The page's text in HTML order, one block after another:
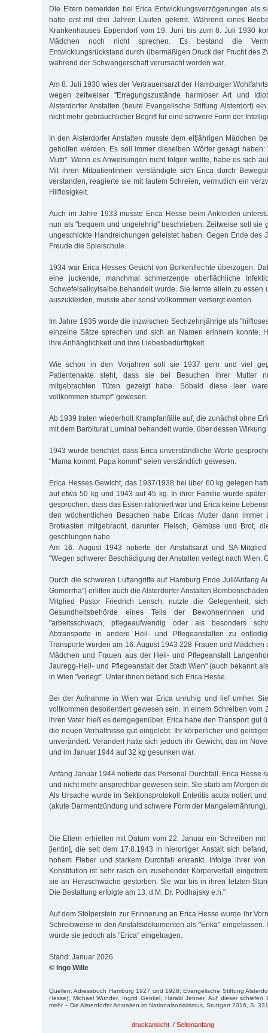
Die Eltern bemerkten bei Erica Entwicklungsverzögerungen als
hatte erst mit drei Jahren Laufen gelernt. Während eines
Krankenhauses Eppendorf vom 19. Juni bis zum 8. Juli 1930
Mädchen noch nicht sprechen. Es bestand die
Entwicklungsrückstand durch übermäßigen Druck der Frucht des
während der Schwangerschaft verursacht worden war.
Am 8. Juli 1930 wies der Vertrauensarzt der Hamburger
wegen zeitweiser "Erregungszustände harmloser Art und
Alsterdorfer Anstalten (heute Evangelische Stiftung Alsterdorf)
nicht mehr gebräuchlicher Begriff für eine schwere Form der
In den Alsterdorfer Anstalten musste dem elfjährigen Mädchen
geholfen werden. Es soll immer dieselben Wörter gesagt haben:
Mutti". Wenn es Anweisungen nicht folgen wollte, habe es sich
Mit ihren Mitpatientinnen verständigte sich Erica durch
verstanden, reagierte sie mit lautem Schreien, vermutlich ein
Hilflosigkeit.
Auch im Jahre 1933 musste Erica Hesse beim Ankleiden
nun als "bequem und ungelehrig" beschrieben. Zeitweise soll sie
ungeschickte Handreichungen geleistet haben. Gegen Ende des
Freude die Spielschule.
1934 war Erica Hesses Gesicht von Borkenflechte überzogen.
eine juckende, manchmal schmerzende oberflächliche
Schwefelsalicylsalbe behandelt wurde. Sie lernte allein zu essen
auszukleiden, musste aber sonst vollkommen versorgt werden.
Im Jahre 1935 wurde die inzwischen Sechzehnjährige als
einzelne Sätze sprechen und sich an Namen erinnern konnte.
ihre Anhänglichkeit und ihre Liebesbedürftigkeit.
Wie schon in den Vorjahren soll sie 1937 gern und viel
Patientenakte steht, dass sie bei Besuchen ihrer Mutter
mitgebrachten Tüten gezeigt habe. Sobald diese leer
vollkommen stumpf" gewesen.
Ab 1939 traten wiederholt Krampfanfälle auf, die zunächst ohne
mit dem Barbiturat Luminal behandelt wurde, über dessen Wirkung
1943 wurde berichtet, dass Erica unverständliche Worte
"Mama kommt, Papa kommt" seien verständlich gewesen.
Erica Hesses Gewicht, das 1937/1938 bei über 60 kg gelegen
auf etwa 50 kg und 1943 auf 45 kg. In ihrer Familie wurde
gesprochen, dass das Essen rationiert war und Erica keine
den wöchentlichen Besuchen habe Ericas Mutter dann immer
Brotkasten mitgebracht, darunter Fleisch, Gemüse und Brot,
geschlungen habe.
Am 16. August 1943 notierte der Anstaltsarzt und SA-
"Wegen schwerer Beschädigung der Anstalten verlegt nach Wien.
Durch die schweren Luftangriffe auf Hamburg Ende Juli/Anfang
Gomorrha") erlitten auch die Alsterdorfer Anstalten
Mitglied Pastor Friedrich Lensch, nutzte die Gelegenheit,
Gesundheitsbehörde eines Teils der Bewohnerinnen
"arbeitsschwach, pflegeaufwendig oder als besonders
Abtransporte in andere Heil- und Pflegeanstalten zu
Transporte wurden am 16. August 1943 228 Frauen und Mädchen
Mädchen und Frauen aus der Heil- und Pflegeanstalt
Jauregg-Heil- und Pflegeanstalt der Stadt Wien" (auch bekannt
in Wien "verlegt". Unter ihnen befand sich Erica Hesse.
Bei der Aufnahme in Wien war Erica unruhig und lief umher.
vollkommen desorientiert gewesen sein. In einem Schreiben vom
ihren Vater hieß es demgegenüber, Erica habe den Transport gut
die neuen Verhältnisse gut eingelebt. Ihr körperlicher und
unverändert. Verändert hatte sich jedoch ihr Gewicht, das im
und im Januar 1944 auf 32 kg gesunken war.
Anfang Januar 1944 notierte das Personal Durchfall. Erica Hesse
und nicht mehr ansprechbar gewesen sein. Sie starb am Morgen
Als Ursache wurde im Sektionsprotokoll Enteritis acuta notiert
(akute Darmentzündung und schwere Form der Mangelernährung).
Die Eltern erhielten mit Datum vom 22. Januar ein Schreiben mit
[ientin], die seit dem 17.8.1943 in hierortiger Anstalt sich
hohem Fieber und starkem Durchfall erkrankt. Infolge ihrer
Konstitution ist sehr rasch ein zusehender Körperverfall
sie an Herzschwäche gestorben. Sie war bis in ihren letzten
Die Bestattung erfolgte am 13. d.M. Dr. Podhajsky e.h."
Auf dem Stolperstein zur Erinnerung an Erica Hesse wurde ihr
Schreibweise in den Anstaltsdokumenten als "Erika" eingelassen.
wurde sie jedoch als "Erica" eingetragen.
Stand: Januar 2026
© Ingo Wille
Quellen: Adressbuch Hamburg 1927 und 1928; Evangelische Stiftung
Hesse); Michael Wunder, Ingrid Genkel, Harald Jenner, Auf dieser
mehr – Die Alsterdorfer Anstalten im Nationalsozialismus, Stuttgart 2016, S.
druckansicht / Seitenanfang